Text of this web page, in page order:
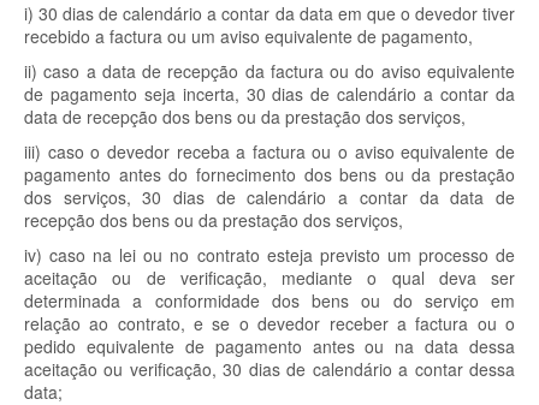
i) 30 dias de calendário a contar da data em que o devedor tiver
recebido a factura ou um aviso equivalente de pagamento,
ii) caso a data de recepção da factura ou do aviso equivalente
de pagamento seja incerta, 30 dias de calendário a contar da
data de recepção dos bens ou da prestação dos serviços,
iii) caso o devedor receba a factura ou o aviso equivalente de
pagamento antes do fornecimento dos bens ou da prestação
dos serviços, 30 dias de calendário a contar da data de
recepção dos bens ou da prestação dos serviços,
iv) caso na lei ou no contrato esteja previsto um processo de
aceitação ou de verificação, mediante o qual deva ser
determinada a conformidade dos bens ou do serviço em
relação ao contrato, e se o devedor receber a factura ou o
pedido equivalente de pagamento antes ou na data dessa
aceitação ou verificação, 30 dias de calendário a contar dessa
data;